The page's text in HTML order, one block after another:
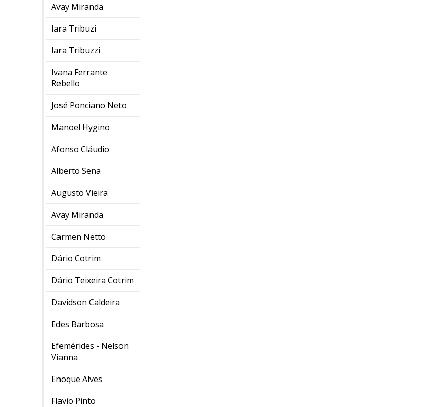
Avay Miranda
Iara Tribuzi
Iara Tribuzzi
Ivana Ferrante
Rebello
José Ponciano Neto
Manoel Hygino
Afonso Cláudio
Alberto Sena
Augusto Vieira
Avay Miranda
Carmen Netto
Dário Cotrim
Dário Teixeira Cotrim
Davidson Caldeira
Edes Barbosa
Efemérides - Nelson
Vianna
Enoque Alves
Flavio Pinto